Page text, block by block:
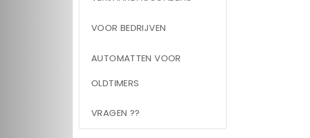
VOOR BEDRIJVEN
AUTOMATTEN VOOR
OLDTIMERS
VRAGEN ??